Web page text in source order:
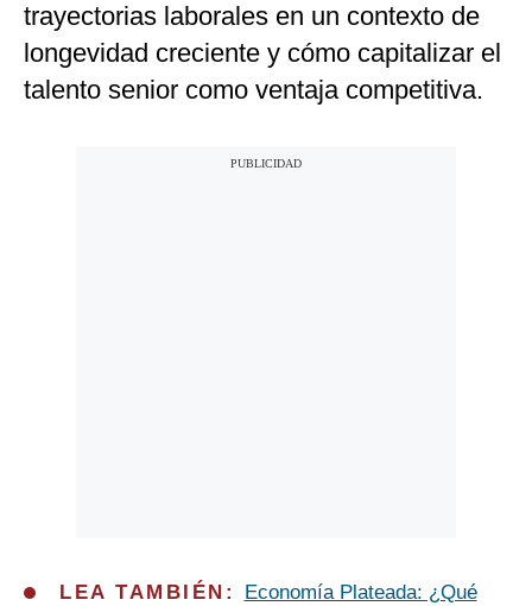
trayectorias laborales en un contexto de
longevidad creciente y cómo capitalizar el
talento senior como ventaja competitiva.
LEA TAMBIÉN:
Economía Plateada: ¿Qué